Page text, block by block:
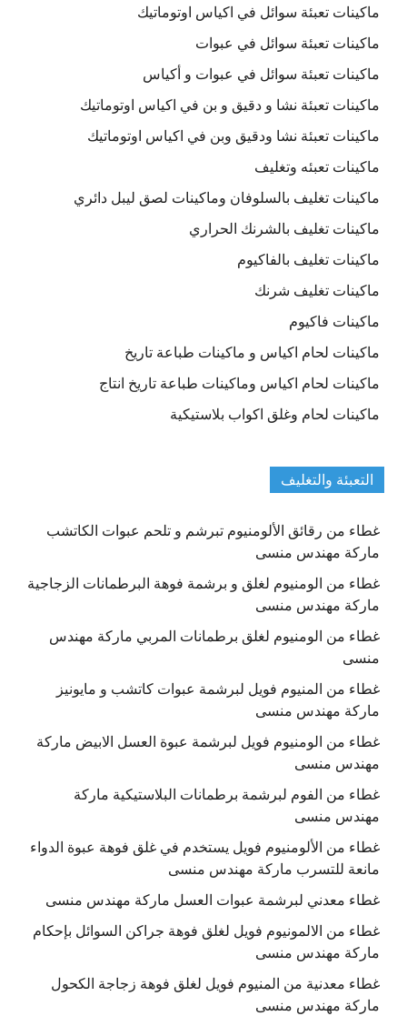
ماكينات تعبئة سوائل في اكياس اوتوماتيك
ماكينات تعبئة سوائل في عبوات
ماكينات تعبئة سوائل في عبوات و أكياس
ماكينات تعبئة نشا و دقيق و بن في اكياس اوتوماتيك
ماكينات تعبئة نشا ودقيق وبن في اكياس اوتوماتيك
ماكينات تعبئه وتغليف
ماكينات تغليف بالسلوفان وماكينات لصق ليبل دائري
ماكينات تغليف بالشرنك الحراري
ماكينات تغليف بالفاكيوم
ماكينات تغليف شرنك
ماكينات فاكيوم
ماكينات لحام اكياس و ماكينات طباعة تاريخ
ماكينات لحام اكياس وماكينات طباعة تاريخ انتاج
ماكينات لحام وغلق اكواب بلاستيكية
التعبئة والتغليف
غطاء من رقائق الألومنيوم تبرشم و تلحم عبوات الكاتشب
ماركة مهندس منسى
غطاء من الومنيوم لغلق و برشمة فوهة البرطمانات الزجاجية
ماركة مهندس منسى
غطاء من الومنيوم لغلق برطمانات المربي ماركة مهندس
منسى
غطاء من المنيوم فويل لبرشمة عبوات كاتشب و مايونيز
ماركة مهندس منسى
غطاء من الومنيوم فويل لبرشمة عبوة العسل الابيض ماركة
مهندس منسى
غطاء من الفوم لبرشمة برطمانات البلاستيكية ماركة
مهندس منسى
غطاء من الألومنيوم فويل يستخدم في غلق فوهة عبوة الدواء
مانعة للتسرب ماركة مهندس منسى
غطاء معدني لبرشمة عبوات العسل ماركة مهندس منسى
غطاء من الالمونيوم فويل لغلق فوهة جراكن السوائل بإحكام
ماركة مهندس منسى
غطاء معدنية من المنيوم فويل لغلق فوهة زجاجة الكحول
ماركة مهندس منسى